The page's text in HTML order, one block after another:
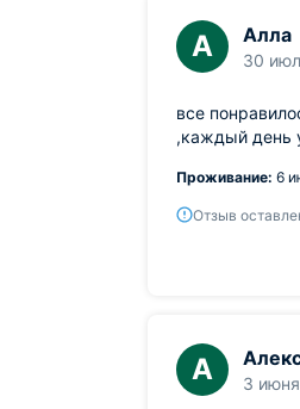
А Алла
30
все
,каждый день
Проживание: 6
Отзыв
А 3